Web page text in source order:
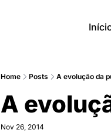
Home Posts A evolução da
A
Nov 26, 2014